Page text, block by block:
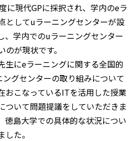
に現代GPに採択され、学内のeラ
としてuラーニングセンターが設
、学内でのuラーニングセンター
が現状です。
生にeラーニングに関する全国的
グセンターの取り組みについて
おこなっているITを活用した授業
ついて問題提議をしていただきま
徳島大学での具体的な状況につい
た。